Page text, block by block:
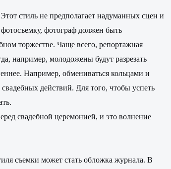
стиль не предполагает надуманных сцен и
фотограф должен быть
торжестве. Чаще всего, репортажная
например, молодожены будут разрезать
Например, обмениваться кольцами и
действий. Для того, чтобы успеть
свадебной церемонией, и это волнение
съемки может стать обложка журнала. В